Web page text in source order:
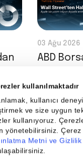
kullanılmaktadır
kullanıcı
ve size uygun
kullanıyoruz.
yönetebilirsiniz. Çerez
Metni ve Gizlilik
03 Ağu 2026
ABD
Ağustos